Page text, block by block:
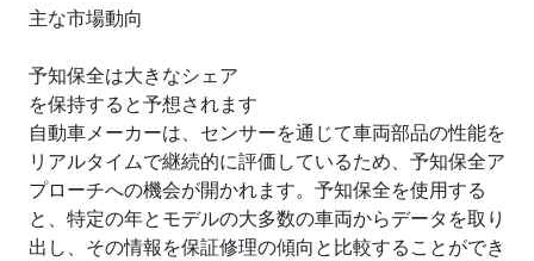
主な市場動向
予知保全は大きなシェア
を保持すると予想されます
自動車メーカーは、センサーを通じて車両部品の性能を
リアルタイムで継続的に評価しているため、予知保全ア
プローチへの機会が開かれます。予知保全を使用する
と、特定の年とモデルの大多数の車両からデータを取り
出し、その情報を保証修理の傾向と比較することができ